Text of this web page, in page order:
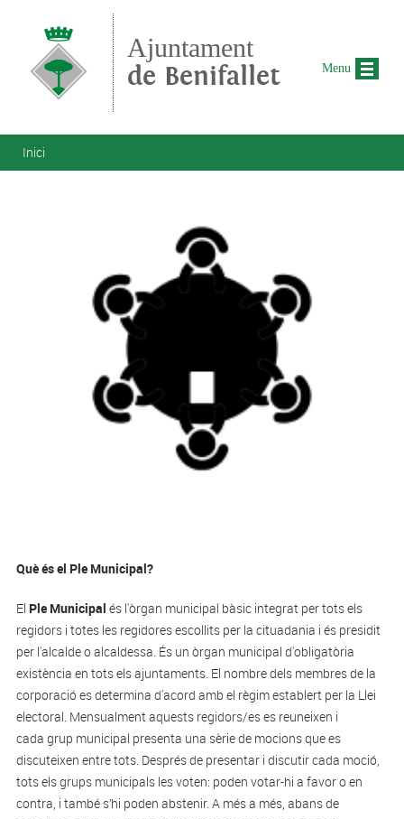
Ajuntament
de Benifallet
Esteu aquí
Inici
Què és el Ple Municipal?
El Ple Municipal és l'òrgan municipal bàsic integrat per tots els
regidors i totes les regidores escollits per la cituadania i és presidit
per l'alcalde o alcaldessa. És un òrgan municipal d'obligatòria
existència en tots els ajuntaments. El nombre dels membres de la
corporació es determina d'acord amb el règim establert per la Llei
electoral. Mensualment aquests regidors/es es reuneixen i
cada grup municipal presenta una sèrie de mocions que es
discuteixen entre tots. Després de presentar i discutir cada moció,
tots els grups municipals les voten: poden votar-hi a favor o en
contra, i també s’hi poden abstenir. A més a més, abans de
Menu